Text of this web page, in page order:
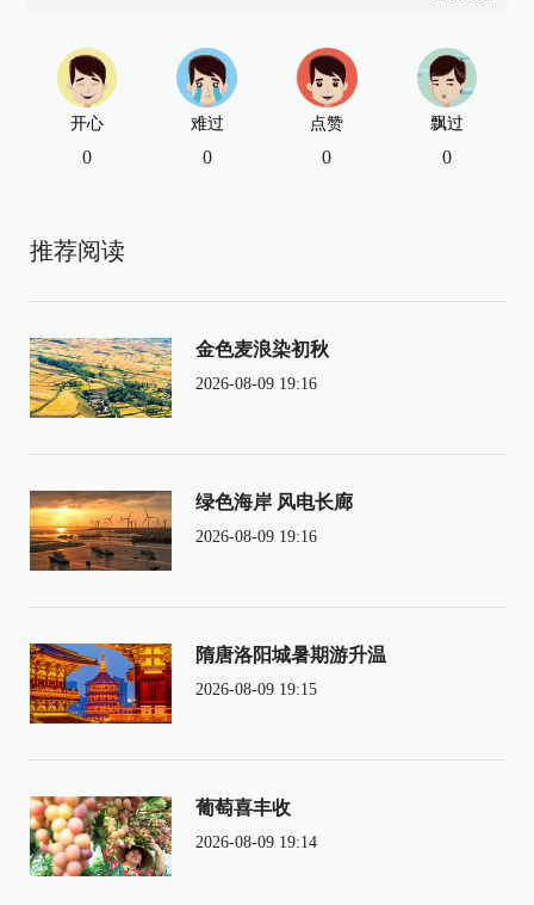
开心
0
难过
0
点赞
0
飘过
0
推荐阅读
金色麦浪染初秋
2026-08-09 19:16
绿色海岸 风电长廊
2026-08-09 19:16
隋唐洛阳城暑期游升温
2026-08-09 19:15
葡萄喜丰收
2026-08-09 19:14